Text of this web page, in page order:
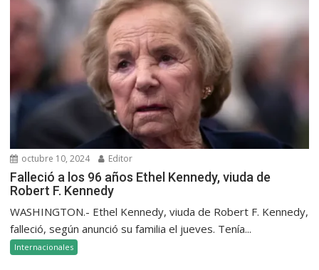
octubre 10, 2024 Editor
Falleció a los 96 años Ethel Kennedy, viuda de
Robert F. Kennedy
WASHINGTON.- Ethel Kennedy, viuda de Robert F. Kennedy,
falleció, según anunció su familia el jueves. Tenía...
Internacionales